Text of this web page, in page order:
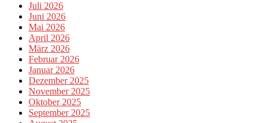
Juli 2026
Juni 2026
Mai 2026
April 2026
März 2026
Februar 2026
Januar 2026
Dezember 2025
November 2025
Oktober 2025
September 2025